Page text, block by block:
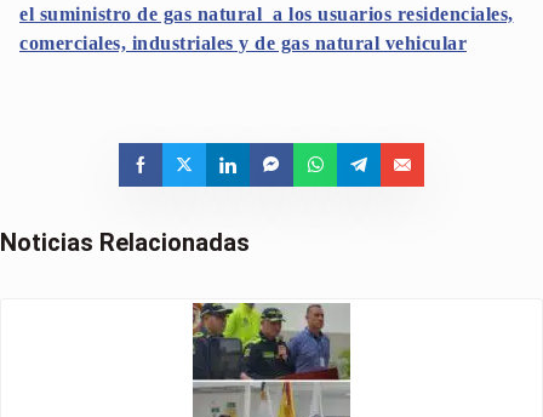
el suministro de gas natural a los usuarios residenciales,
comerciales, industriales y de gas natural vehicular
Noticias Relacionadas